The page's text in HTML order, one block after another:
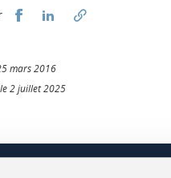
Partager sur Facebook
Partager sur LinkedIn
mars 2016
2 juillet 2025